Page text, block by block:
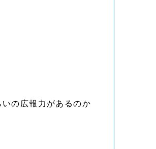
の広報力があるのか